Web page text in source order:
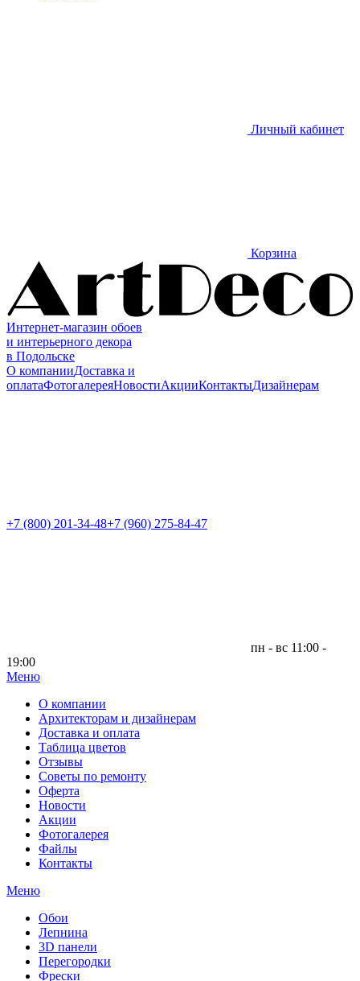
Личный кабинет
Корзина
Интернет-магазин обоев
и интерьерного декора
в Подольске
О компанииДоставка и
оплатаФотогалереяНовостиАкцииКонтактыДизайнерам
+7 (800) 201-34-48+7 (960) 275-84-47
пн - вс 11:00 -
19:00
Меню|
О компании
Архитекторам и дизайнерам
Доставка и оплата
Таблица цветов
Отзывы
Советы по ремонту
Оферта
Новости
Акции
Фотогалерея
Файлы
Контакты
Меню
Обои
Лепнина
3D панели
Перегородки
Фрески